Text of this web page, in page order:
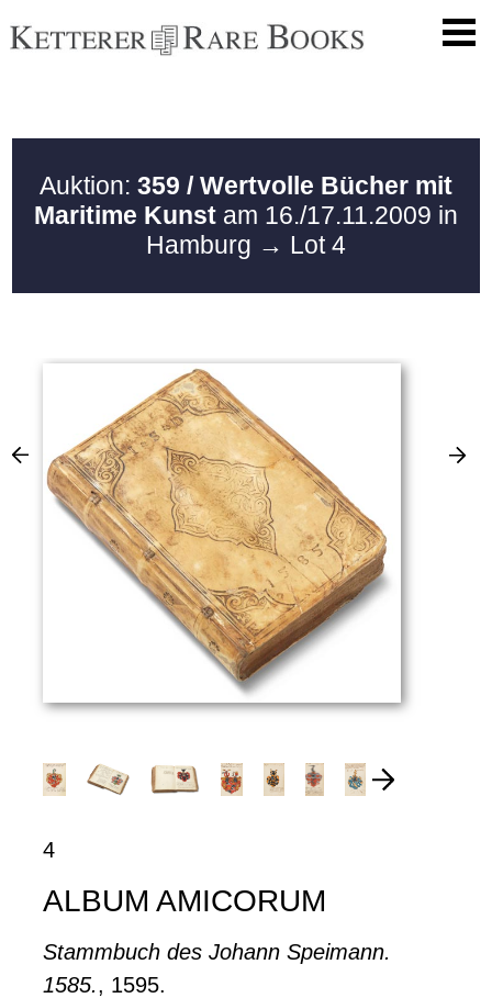
Auktion: 359 / Wertvolle Bücher mit
Maritime Kunst am 16./17.11.2009 in
Hamburg → Lot 4
4
ALBUM AMICORUM
Stammbuch des Johann Speimann.
1585., 1595.